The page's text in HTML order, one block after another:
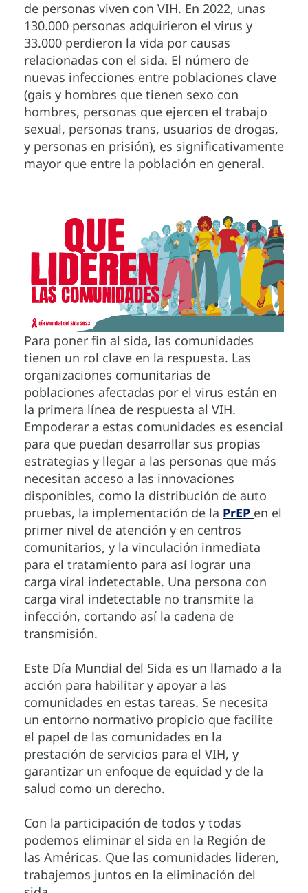
de personas viven con VIH. En 2022, unas
130.000 personas adquirieron el virus y
33.000 perdieron la vida por causas
relacionadas con el sida. El número de
nuevas infecciones entre poblaciones clave
(gais y hombres que tienen sexo con
hombres, personas que ejercen el trabajo
sexual, personas trans, usuarios de drogas,
y personas en prisión), es significativamente
mayor que entre la población en general.
Para poner fin al sida, las comunidades
tienen un rol clave en la respuesta. Las
organizaciones comunitarias de
poblaciones afectadas por el virus están en
la primera línea de respuesta al VIH.
Empoderar a estas comunidades es esencial
para que puedan desarrollar sus propias
estrategias y llegar a las personas que más
necesitan acceso a las innovaciones
disponibles, como la distribución de auto
pruebas, la implementación de la PrEP en el
primer nivel de atención y en centros
comunitarios, y la vinculación inmediata
para el tratamiento para así lograr una
carga viral indetectable. Una persona con
carga viral indetectable no transmite la
infección, cortando así la cadena de
transmisión.
Este Día Mundial del Sida es un llamado a la
acción para habilitar y apoyar a las
comunidades en estas tareas. Se necesita
un entorno normativo propicio que facilite
el papel de las comunidades en la
prestación de servicios para el VIH, y
garantizar un enfoque de equidad y de la
salud como un derecho.
Con la participación de todos y todas
podemos eliminar el sida en la Región de
las Américas. Que las comunidades lideren,
trabajemos juntos en la eliminación del